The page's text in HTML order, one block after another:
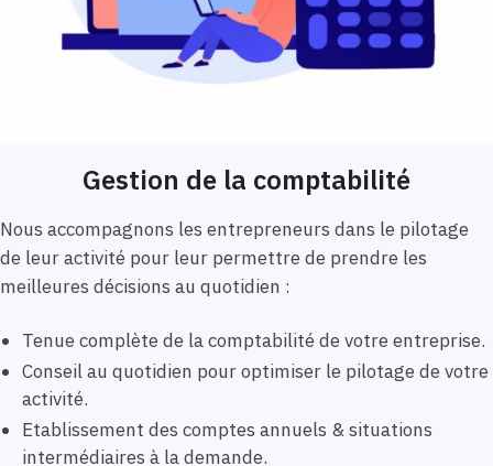
Gestion de la comptabilité
Nous accompagnons les entrepreneurs dans le pilotage
de leur activité pour leur permettre de prendre les
meilleures décisions au quotidien :
Tenue complète de la comptabilité de votre entreprise.
Conseil au quotidien pour optimiser le pilotage de votre
activité.
Etablissement des comptes annuels & situations
intermédiaires à la demande.